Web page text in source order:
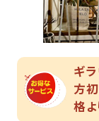
ギ
方
格